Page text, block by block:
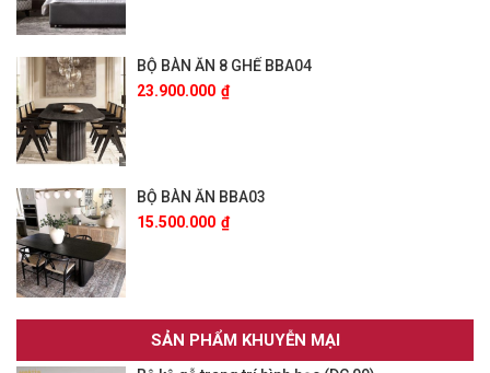
BỘ BÀN ĂN 8 GHẾ BBA04
23.900.000 ₫
BỘ BÀN ĂN BBA03
15.500.000 ₫
SẢN PHẨM KHUYỄN MẠI